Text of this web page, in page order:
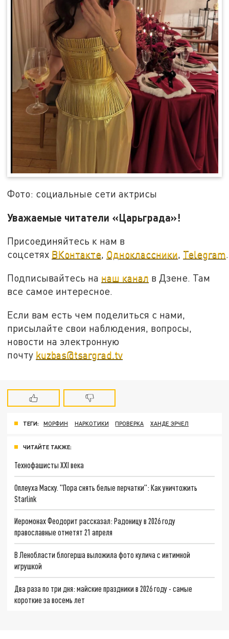
Фото: социальные сети актрисы
Уважаемые читатели «Царьграда»!
Присоединяйтесь к нам в
соцсетях ВКонтакте, Одноклассники, Telegram.
Подписывайтесь на наш канал в Дзене. Там
все самое интересное.
Если вам есть чем поделиться с нами,
присылайте свои наблюдения, вопросы,
новости на электронную
почту kuzbas@tsargrad.tv
ТЕГИ: МОРФИН НАРКОТИКИ ПРОВЕРКА ХАНДЕ ЭРЧЕЛ
ЧИТАЙТЕ ТАКЖЕ:
Технофашисты XXI века
Оплеуха Маску. "Пора снять белые перчатки": Как уничтожить
Starlink
Иеромонах Феодорит рассказал: Радоницу в 2026 году
православные отметят 21 апреля
В Ленобласти блогерша выложила фото кулича с интимной
игрушкой
Два раза по три дня: майские праздники в 2026 году - самые
короткие за восемь лет